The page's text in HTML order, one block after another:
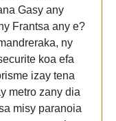
Gasy any
Frantsa any e?
ny
koa efa
izay tena
metro zany dia
misy paranoia